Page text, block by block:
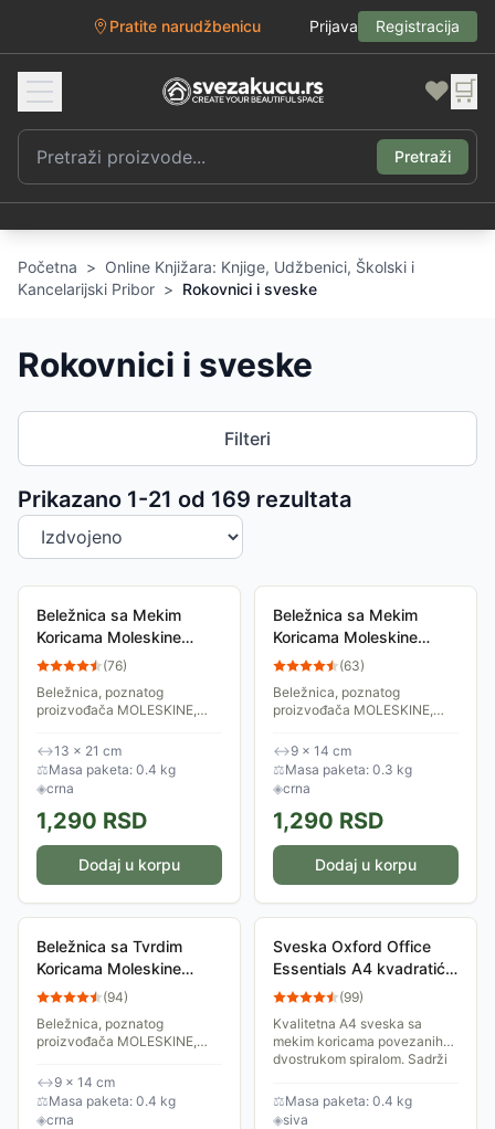
Pratite narudžbenicu Prijava Registracija
❤️ 🛒
Pretraži
Početna > Online Knjižara: Knjige, Udžbenici, Školski i
Kancelarijski Pribor > Rokovnici i sveske
Rokovnici i sveske
Filteri
Prikazano 1-21 od 169 rezultata
Sortiranje proizvoda
Beležnica sa Mekim
Koricama Moleskine
QP618VF(76)
Beležnica, poznatog
proizvođača MOLESKINE,
vaše beleške i misli ili
jednostavne crteže. Moderan
i funkcionalan aksesoar u...
↔13 × 21 cm
⚖Masa paketa: 0.4 kg
◈crna
1,290 RSD
Dodaj u korpu
Beležnica sa Mekim
Koricama Moleskine
QP611F
(63)
Beležnica, poznatog
proizvođača MOLESKINE,
vaše beleške i misli ili
jednostavne crteže. Moderan
i funkcionalan aksesoar u...
↔9 × 14 cm
⚖Masa paketa: 0.3 kg
◈crna
1,290 RSD
Dodaj u korpu
Beležnica sa Tvrdim
Koricama Moleskine
QP012F (94)
Beležnica, poznatog
proizvođača MOLESKINE,
vaše beleške ili jednostavne
crteže. Možete je poneti
svuda sa sobom.
↔9 × 14 cm
⚖Masa paketa: 0.4 kg
◈crna
Sveska Oxford Office
Essentials A4 kvadratići
06XO141 Grey
(99)
Kvalitetna A4 sveska sa
mekim koricama povezanih
dvostrukom spiralom. Sadrži
Sadrži obeleživač strana sa
lenjirom....
⚖Masa paketa: 0.4 kg
◈siva